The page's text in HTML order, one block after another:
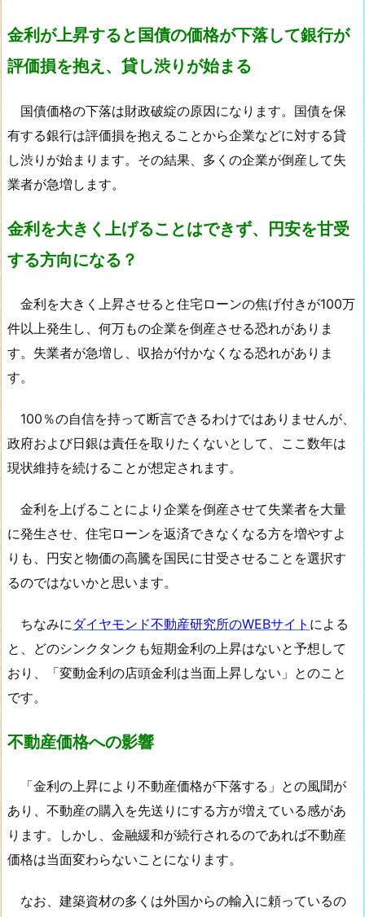
金利が上昇すると国債の価格が下落して銀行が
評価損を抱え、貸し渋りが始まる
国債価格の下落は財政破綻の原因になります。国債を保
有する銀行は評価損を抱えることから企業などに対する貸
し渋りが始まります。その結果、多くの企業が倒産して失
業者が急増します。
金利を大きく上げることはできず、円安を甘受
する方向になる？
金利を大きく上昇させると住宅ローンの焦げ付きが100万
件以上発生し、何万もの企業を倒産させる恐れがありま
す。失業者が急増し、収拾が付かなくなる恐れがありま
す。
100％の自信を持って断言できるわけではありませんが、
政府および日銀は責任を取りたくないとして、ここ数年は
現状維持を続けることが想定されます。
金利を上げることにより企業を倒産させて失業者を大量
に発生させ、住宅ローンを返済できなくなる方を増やすよ
りも、円安と物価の高騰を国民に甘受させることを選択す
るのではないかと思います。
ちなみに ダイヤモンド不動産研究所のWEBサイト による
と、どのシンクタンクも短期金利の上昇はないと予想して
おり、「変動金利の店頭金利は当面上昇しない」とのこと
です。
不動産価格への影響
「金利の上昇により不動産価格が下落する」との風聞が
あり、不動産の購入を先送りにする方が増えている感があ
ります。しかし、金融緩和が続行されるのであれば不動産
価格は当面変わらないことになります。
なお、建築資材の多くは外国からの輸入に頼っているの